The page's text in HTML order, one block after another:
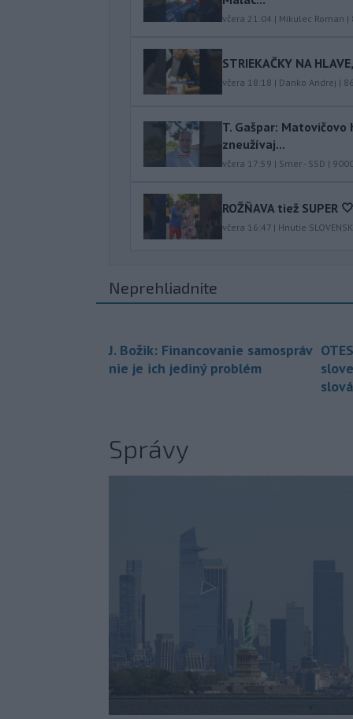
včera 21:04 | Mikulec Roman |
STRIEKAČKY NA
včera 18:18 | Danko Andrej |
T. Gašpar:
zneužívaj...
včera 17:59 | Smer - SSD |
ROŽŇAVA tiež SUPER
včera 16:47 | Hnutie
Neprehliadnite
J. Božik: Financovanie samospráv
nie je ich jediný problém
Správy